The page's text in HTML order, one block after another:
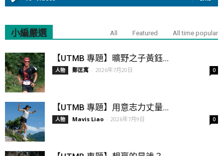
小編嚴選 All Featured All time popular
【UTMB 專題】曠野之子黃鈺...
人物 鄭匡寓 - 2026年7月20日 0
【UTMB 專題】用意志力丈量...
人物 Mavis Liao - 2026年7月9日 0